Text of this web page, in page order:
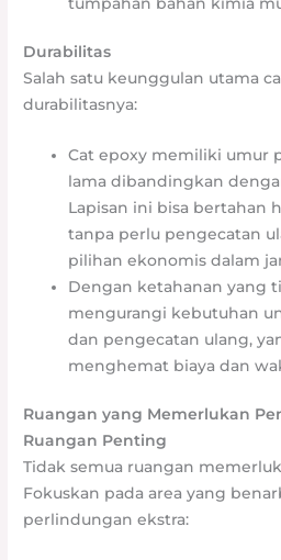
Durabilitas
Salah satu keunggulan utama
durabilitasnya:
Cat epoxy memiliki umur
lama dibandingkan
Lapisan ini bisa bertahan
tanpa perlu pengecatan
pilihan ekonomis dalam
Dengan ketahanan yang
mengurangi kebutuhan
dan pengecatan ulang,
menghemat biaya dan
Ruangan yang Memerlukan
Ruangan Penting
Tidak semua ruangan
Fokuskan pada area yang
perlindungan ekstra: